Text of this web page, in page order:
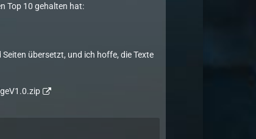
Top 10 gehalten hat:
übersetzt, und ich hoffe, die Texte